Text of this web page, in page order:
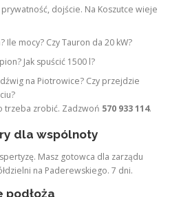
prywatność, dojście. Na Koszutce wieje
Ile mocy? Czy Tauron da 20 kW?
Jak spuścić 1500 l?
na Piotrowice? Czy przejdzie
trzeba zrobić. Zadzwoń 570 933 114.
dla wspólnoty
Masz gotowca dla zarządu
na Paderewskiego. 7 dni.
podłoża